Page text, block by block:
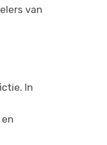
van
In